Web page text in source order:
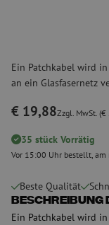
Ein Patchkabel wird
an ein Glasfasernetz
€ 19,88Zzgl. MwSt.
35 stück Vorrätig
Vor 15:00 Uhr bestellt,
Beste Qualität
Beschreibung
Ein Patchkabel wird